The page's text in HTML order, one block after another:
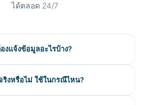
ได้ตลอด 24/7
งแจ้งข้อมูลอะไรบ้าง?
งหรือไม่ ใช้ในกรณีไหน?